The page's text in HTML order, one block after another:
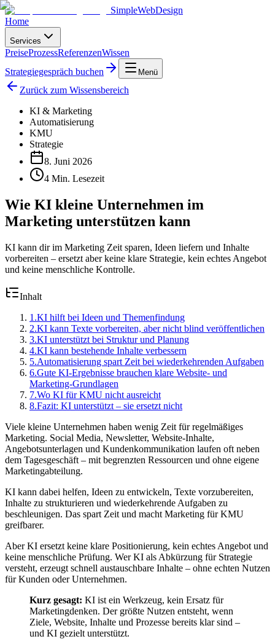
SimpleWebDesign
Home
Services
PreiseProzessReferenzenWissen
Strategiegespräch buchen
Menü
Zurück zum Wissensbereich
KI & Marketing
Automatisierung
KMU
Strategie
8. Juni 2026
4 Min. Lesezeit
Wie KI kleine Unternehmen im
Marketing unterstützen kann
KI kann dir im Marketing Zeit sparen, Ideen liefern und Inhalte
vorbereiten – ersetzt aber keine klare Strategie, kein echtes Angebot
und keine menschliche Kontrolle.
Inhalt
1 .KI hilft bei Ideen und Themenfindung
2.KI kann Texte vorbereiten, aber nicht blind veröffentlichen
3.KI unterstützt bei Struktur und Planung
4.KI kann bestehende Inhalte verbessern
5.Automatisierung spart Zeit bei wiederkehrenden Aufgaben
6.Gute KI-Ergebnisse brauchen klare Website- und
Marketing-Grundlagen
7.Wo KI für KMU nicht ausreicht
8.Fazit: KI unterstützt – sie ersetzt nicht
Viele kleine Unternehmen haben wenig Zeit für regelmäßiges
Marketing. Social Media, Newsletter, Website-Inhalte,
Angebotsunterlagen und Kundenkommunikation laufen oft neben
dem Tagesgeschäft – mit begrenzten Ressourcen und ohne eigene
Marketingabteilung.
KI kann dabei helfen, Ideen zu entwickeln, Texte vorzubereiten,
Inhalte zu strukturieren und wiederkehrende Aufgaben zu
beschleunigen. Das spart Zeit und macht Marketing für KMU
greifbarer.
Aber KI ersetzt keine klare Positionierung, kein echtes Angebot und
keine menschliche Prüfung. Wer KI als Abkürzung für Strategie
versteht, erzeugt schnell austauschbare Inhalte – ohne echten Nutzen
für Kunden oder Unternehmen.
Kurz gesagt: KI ist ein Werkzeug, kein Ersatz für
Marketingdenken. Der größte Nutzen entsteht, wenn
Ziele, Website, Inhalte und Prozesse bereits klar sind –
und KI gezielt unterstützt.